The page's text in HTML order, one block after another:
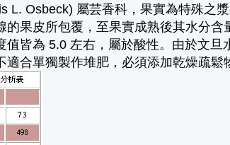
Osbeck) 屬芸香科，果實為特殊之漿
果皮所包覆，至果實成熟後其水分
皆為 5.0 左右，屬於酸性。由於文
適合單獨製作堆肥，必須添加乾燥疏